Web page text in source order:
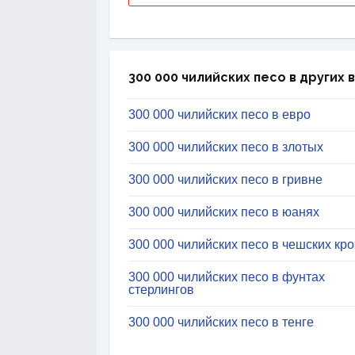
300 000 чилийских песо в других
300 000 чилийских песо в евро
300 000 чилийских песо в злотых
300 000 чилийских песо в гривне
300 000 чилийских песо в юанях
300 000 чилийских песо в чешских
300 000 чилийских песо в фунтах
стерлингов
300 000 чилийских песо в тенге